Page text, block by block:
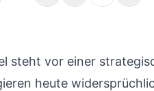
steht vor einer
heute